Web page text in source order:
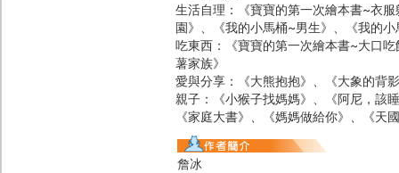
生活自理：《寶寶的第一次繪本書~衣
園》、《我的小馬桶~男生》、《我的
吃東西：《寶寶的第一次繪本書~大口
薯家族》
愛與分享：《大熊抱抱》、《大象的背
親子：《小猴子找媽媽》、《阿尼，該
《家庭大書》、《媽媽做給你》、《天
詹冰